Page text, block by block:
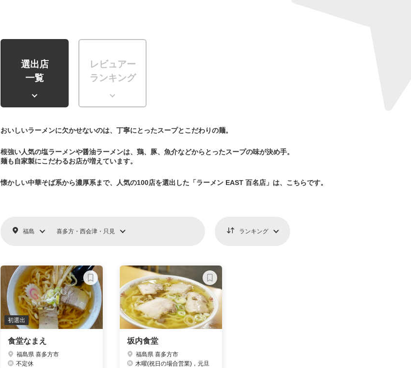
選出店
一覧
レビュアー
ランキング
おいしいラーメンに欠かせないのは、丁寧にとったスープとこだわりの麺。
根強い人気の塩ラーメンや醤油ラーメンは、鶏、豚、魚介などからとったスープの味が決め手。
麺も自家製にこだわるお店が増えています。
懐かしい中華そば系から濃厚系まで、人気の100店を選出した「ラーメン EAST 百名店」は、こちらです。
福島 喜多方・西会津・只見 ランキング
初選出
食堂なまえ
福島県 喜多方市
不定休
坂内食堂
福島県 喜多方市
木曜(祝日の場合営業)，元旦